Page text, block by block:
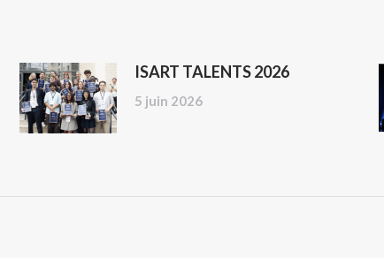
ISART TALENTS 2026
5 juin 2026